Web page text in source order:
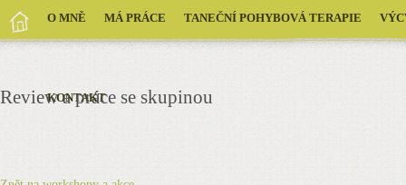
O MNĚ MÁ PRÁCE TANEČNÍ POHYBOVÁ TERAPIE
KONTAKT
Review a práce se skupinou